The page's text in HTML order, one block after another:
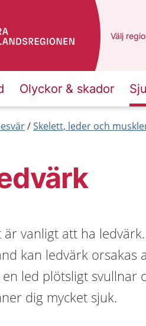
Du har
Välj en
Olyckor & skador
Skelett, leder och
är vanligt att ha
kan ledvärk orsakas
led plötsligt svullnar
dig mycket sjuk.